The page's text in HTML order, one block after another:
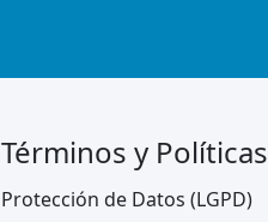
Términos y Políticas
Protección de Datos (LGPD)